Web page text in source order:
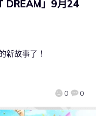
DREAM」9月24
0 0
新故事了！